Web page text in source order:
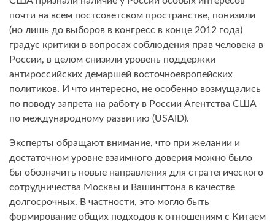
почти на всем постсоветском пространстве, понизили
(но лишь до выборов в конгресс в конце 2012 года)
градус критики в вопросах соблюдения прав человека в
России, в целом снизили уровень поддержки
антироссийских демаршей восточноевропейских
политиков. И что интересно, не особенно возмущались
по поводу запрета на работу в России Агентства США
по международному развитию (USAID).
Эксперты обращают внимание, что при желании и
достаточном уровне взаимного доверия можно было
бы обозначить новые направления для стратегического
сотрудничества Москвы и Вашингтона в качестве
долгосрочных. В частности, это могло быть
формирование общих подходов к отношениям с Китаем